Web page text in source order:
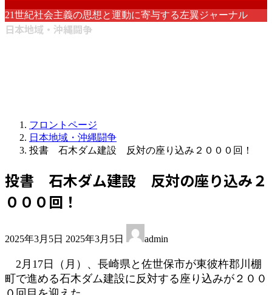
21世紀社会主義の思想と運動に寄与する左翼ジャーナル
日本地域・沖縄闘争
フロントページ
日本地域・沖縄闘争
投書 石木ダム建設 反対の座り込み２０００回！
投書 石木ダム建設 反対の座り込み２
０００回！
2025年3月5日 終
新
日
時
2025年3月5日 admin
2月17日（月）、長崎県と佐世保市が東彼杵郡川棚
町で進める石木ダム建設に反対する座り込みが２００